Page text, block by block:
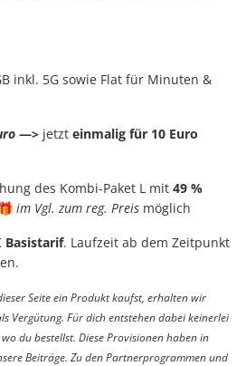
inkl. 5G sowie Flat für Minuten &
—> jetzt einmalig für 10 Euro
des Kombi-Paket L mit 49 %
im Vgl. zum reg. Preis möglich
Basistarif. Laufzeit ab dem Zeitpunkt
Seite ein Produkt kaufst, erhalten wir
Vergütung. Für dich entstehen dabei keinerlei
du bestellst. Diese Provisionen haben in
Beiträge. Zu den Partnerprogrammen und